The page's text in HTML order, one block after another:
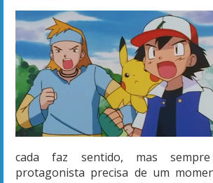
cada faz sentido, mas
protagonista precisa de um